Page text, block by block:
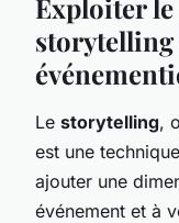
Exploiter
storytelling
Le storytelling,
est une
ajouter une
événement et à